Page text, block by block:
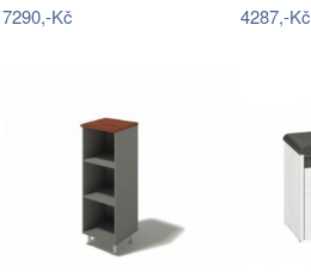
7290,-Kč 4287,-Kč